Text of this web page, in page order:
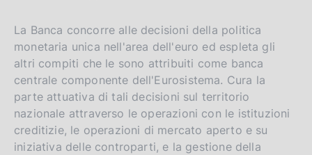
La Banca concorre alle decisioni della politica
monetaria unica nell'area dell'euro ed espleta gli
altri compiti che le sono attribuiti come banca
centrale componente dell'Eurosistema. Cura la
parte attuativa di tali decisioni sul territorio
nazionale attraverso le operazioni con le istituzioni
creditizie, le operazioni di mercato aperto e su
iniziativa delle controparti, e la gestione della